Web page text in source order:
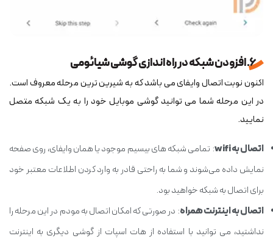
6. افزودن شبکه در راه اندازی گوشی شیائومی
اکنون نوبت اتصال وای‏فای می ‎باشد که به شیرین ‎ترین مرحله معروف است.
در این مرحله شما می‏ توانید گوشی موبایل خود را به یک شبکه متصل
نمایید.
اتصال به wifi
: تمامی شبکه ‎های بی‎سیم موجود یا همان وای‏فای، روی صفحه
نمایش داده می‌شوند و شما به راحتی قادر به وارد کردن اطلاعات معتبر خود
برای اتصال به شبکه خواهید بود.
اتصال به اینترنت همراه: در صورتی که امکان اتصال به مودم در این مرحله را
نداشتید، می توانید با استفاده از هات اسپات از گوشی دیگری به اینترنت